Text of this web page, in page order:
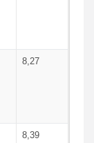
8,27
8,39